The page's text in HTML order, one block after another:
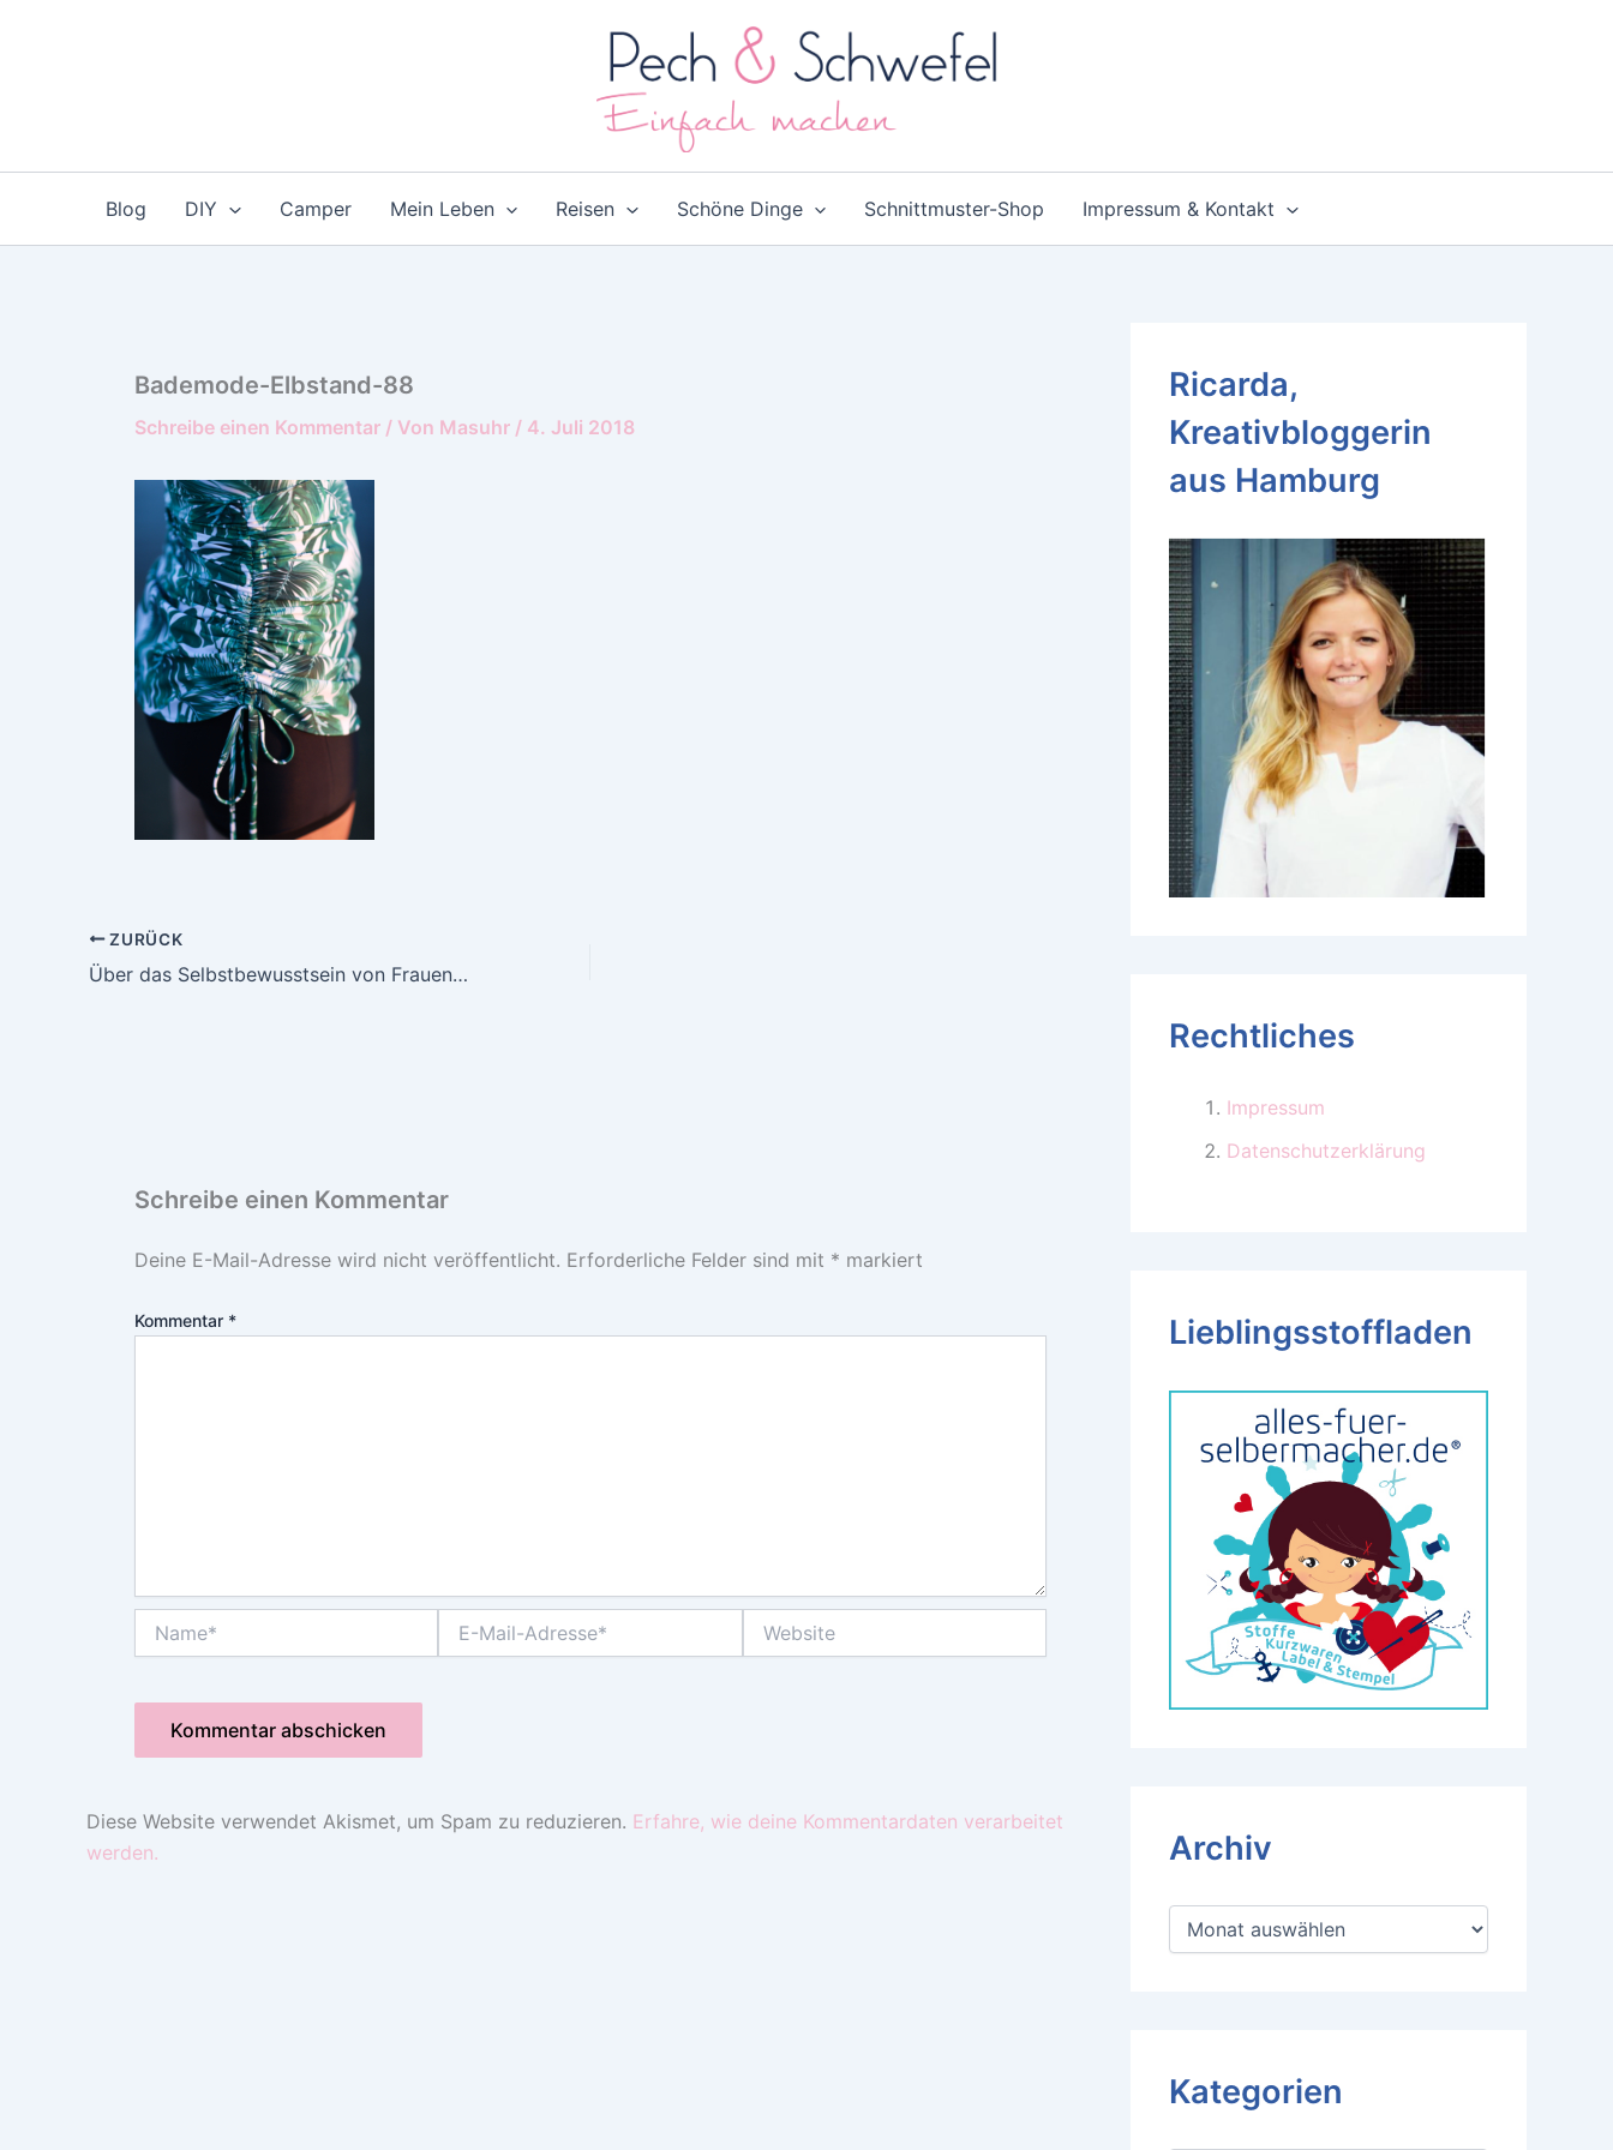
Blog DIY Camper Mein Leben Reisen Schöne Dinge Schnittmuster-Shop Impressum & Kontakt
Bademode-Elbstand-88
Schreibe einen Kommentar / Von Masuhr / 4. Juli 2018
ZURÜCK
Über das Selbstbewusstsein von Frauen und unsere neue Badekollektion Elbstrand
Schreibe einen Kommentar
Deine E-Mail-Adresse wird nicht veröffentlicht. Erforderliche Felder sind mit * markiert
Kommentar *
Mail-
Diese Website verwendet Akismet, um Spam zu reduzieren. Erfahre, wie deine Kommentardaten verarbeitet
werden.
Ricarda,
Kreativbloggerin
aus Hamburg
Rechtliches
Impressum
Datenschutzerklärung
Lieblingsstoffladen
Archiv
A
Kategorien